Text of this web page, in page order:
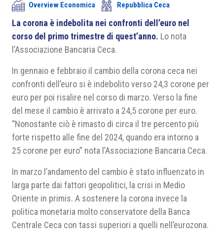
Progetti
Area riservata
Overview Economica Repubblica Ceca
La corona è indebolita nei confronti dell’euro nel
corso del primo trimestre di quest’anno. Lo nota
l’Associazione Bancaria Ceca.
In gennaio e febbraio il cambio della corona ceca nei
confronti dell’euro si è indebolito verso 24,3 corone per
euro per poi risalire nel corso di marzo. Verso la fine
del mese il cambio è arrivato a 24,5 corone per euro.
“Nonostante ciò è rimasto di circa il tre percento più
forte rispetto alle fine del 2024, quando era intorno a
25 corone per euro” nota l’Associazione Bancaria Ceca.
In marzo l’andamento del cambio è stato influenzato in
larga parte dai fattori geopolitici, la crisi in Medio
Oriente in primis. A sostenere la corona invece la
politica monetaria molto conservatore della Banca
Centrale Ceca con tassi superiori a quelli nell’eurozona.